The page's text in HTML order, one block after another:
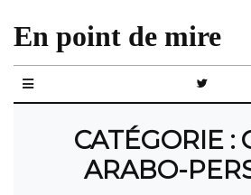
En point de mire
CATÉGORIE :
ARABO-